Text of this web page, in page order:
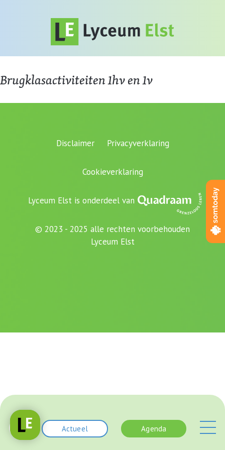
Actueel Agenda
Brugklasactiviteiten 1hv en 1v
Disclaimer Privacyverklaring
Cookieverklaring
Lyceum Elst is onderdeel van
© 2023 - 2025 alle rechten voorbehouden
Lyceum Elst